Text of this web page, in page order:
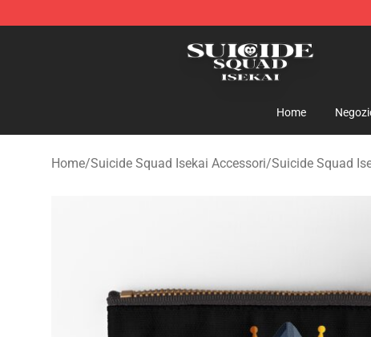
Home
Home/Suicide Squad Isekai Accessori/Suicide Squad